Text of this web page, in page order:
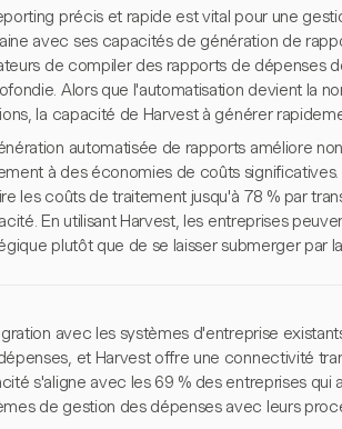
précis et rapide est vital pour une
avec ses capacités de génération de
de compiler des rapports de dépenses
Alors que l'automatisation devient la
la capacité de Harvest à générer
automatisée de rapports améliore
à des économies de coûts
les coûts de traitement jusqu'à 78 % par
En utilisant Harvest, les entreprises
plutôt que de se laisser submerger par
avec les systèmes d'entreprise
et Harvest offre une connectivité
s'aligne avec les 69 % des entreprises qui
de gestion des dépenses avec leurs